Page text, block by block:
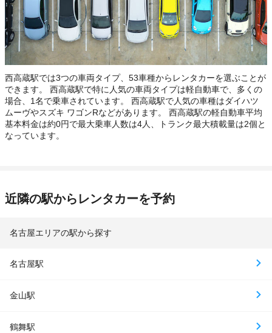
西高蔵駅では3つの車両タイプ、53車種からレンタカーを選ぶことが
できます。 西高蔵駅で特に人気の車両タイプは軽自動車で、多くの
場合、1名で乗車されています。 西高蔵駅で人気の車種はダイハツ
ムーヴやスズキ ワゴンRなどがあります。 西高蔵駅の軽自動車平均
基本料金は約0円で最大乗車人数は4人、トランク最大積載量は2個と
なっています。
近隣の駅からレンタカーを予約
名古屋エリアの駅から探す
名古屋駅
金山駅
鶴舞駅